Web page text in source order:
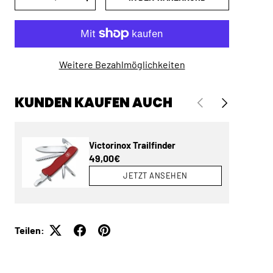
Weitere Bezahlmöglichkeiten
KUNDEN KAUFEN AUCH VORHERIGENÄCHSTE
Victorinox Trailfinder
Normaler Preis
49,00€
JETZT ANSEHEN
Teilen: